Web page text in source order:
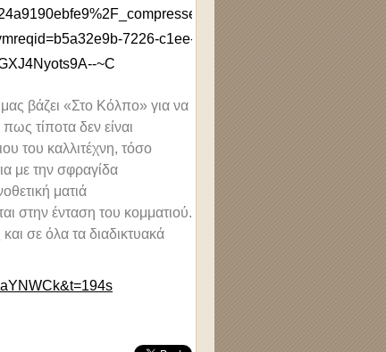
βάζει «Στο Κόλπο» για να
τίποτα δεν είναι
του καλλιτέχνη, τόσο
με την σφραγίδα
ματιά
στην ένταση του κομματιού.
σε όλα τα διαδικτυακά